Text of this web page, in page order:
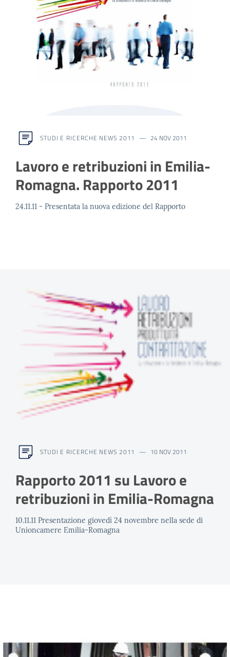
STUDI E RICERCHE NEWS 2011 24 NOV 2011
Lavoro e retribuzioni in Emilia-
Romagna. Rapporto 2011
24.11.11 - Presentata la nuova edizione del Rapporto
STUDI E RICERCHE NEWS 2011 10 NOV 2011
Rapporto 2011 su Lavoro e
retribuzioni in Emilia-Romagna
10.11.11 Presentazione giovedì 24 novembre nella sede di
Unioncamere Emilia-Romagna